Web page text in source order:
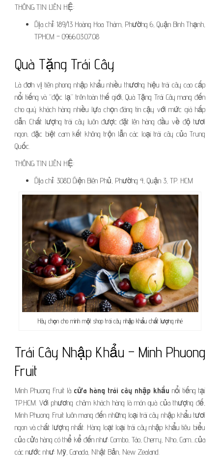
THÔNG TIN LIÊN HỆ:
Địa chỉ: 189/13 Hoàng Hoa Thám, Phường 6, Quận Bình Thạnh,
TPHCM – 0966.03.07.08
Quà Tặng Trái Cây
Là đơn vị tiên phong nhập khẩu nhiều thương hiệu trái cây cao cấp
nổi tiếng và “độc lạ” trên toàn thế giới, Quà Tặng Trái Cây mang đến
cho quý khách hàng nhiều lựa chọn đáng tin cậy với mức giá hấp
dẫn. Chất lượng trái cây luôn được đặt lên hàng đầu về độ tươi
ngon, đặc biệt cam kết không trộn lẫn các loại trái cây của Trung
Quốc.
THÔNG TIN LIÊN HỆ:
Địa chỉ: 308D Điện Biên Phủ, Phường 4, Quận 3, TP. HCM
Hãy chọn cho mình một shop trái cây nhập khẩu chất lượng nhé
Trái Cây Nhập Khẩu – Minh Phuong
Fruit
Minh Phuong Fruit là cửa hàng trái cây nhập khẩu nổi tiếng tại
TP.HCM. Với phương châm khách hàng là món quà của thượng đế,
Minh Phuong Fruit luôn mang đến những loại trái cây nhập khẩu tươi
ngon và chất lượng nhất. Hàng loạt loại trái cây nhập khẩu tiêu biểu
của cửa hàng có thể kể đến như: Combo, Táo, Cherry, Nho, Cam…của
các nước như: Mỹ, Canada, Nhật Bản, New Zealand.